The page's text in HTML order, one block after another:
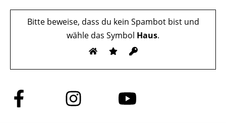
Bitte beweise, dass du kein Spambot bist und
wähle das Symbol Haus.
Folge
uns
Folge
uns
Folge